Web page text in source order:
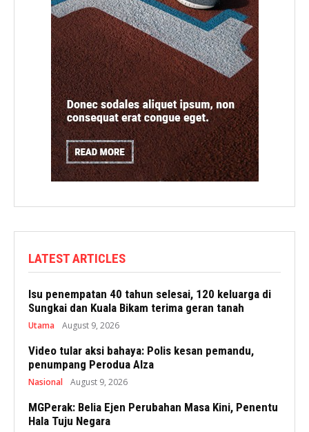
LATEST ARTICLES
Isu penempatan 40 tahun selesai, 120 keluarga di
Sungkai dan Kuala Bikam terima geran tanah
Utama August 9, 2026
Video tular aksi bahaya: Polis kesan pemandu,
penumpang Perodua Alza
Nasional August 9, 2026
MGPerak: Belia Ejen Perubahan Masa Kini, Penentu
Hala Tuju Negara